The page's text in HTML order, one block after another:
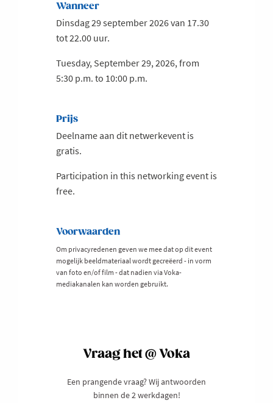
Wanneer
Dinsdag 29 september 2026 van 17.30
tot 22.00 uur.
Tuesday, September 29, 2026, from
5:30 p.m. to 10:00 p.m.
Prijs
Deelname aan dit netwerkevent is
gratis.
Participation in this networking event is
free.
Voorwaarden
Om privacyredenen geven we mee dat op dit event
mogelijk beeldmateriaal wordt gecreëerd - in vorm
van foto en/of film - dat nadien via Voka-
mediakanalen kan worden gebruikt.
Vraag het @ Voka
Een prangende vraag? Wij antwoorden
binnen de 2 werkdagen!